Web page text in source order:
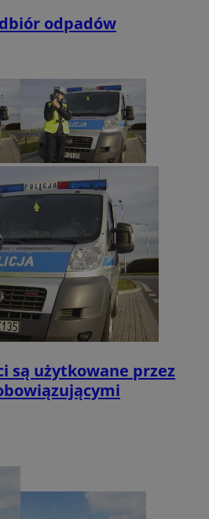
odpadów
są użytkowane przez